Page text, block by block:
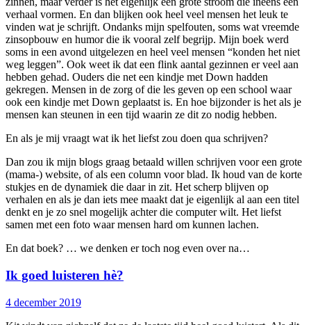
verhaal vormen. En dan blijken ook heel veel mensen het leuk te
vinden wat je schrijft. Ondanks mijn spelfouten, soms wat vreemde
zinsopbouw en humor die ik vooral zelf begrijp. Mijn boek werd
soms in een avond uitgelezen en heel veel mensen “konden het niet
weg leggen”. Ook weet ik dat een flink aantal gezinnen er veel aan
hebben gehad. Ouders die net een kindje met Down hadden
gekregen. Mensen in de zorg of die les geven op een school waar
ook een kindje met Down geplaatst is. En hoe bijzonder is het als je
mensen kan steunen in een tijd waarin ze dit zo nodig hebben.
En als je mij vraagt wat ik het liefst zou doen qua schrijven?
Dan zou ik mijn blogs graag betaald willen schrijven voor een grote
(mama-) website, of als een column voor blad. Ik houd van de korte
stukjes en de dynamiek die daar in zit. Het scherp blijven op
verhalen en als je dan iets mee maakt dat je eigenlijk al aan een titel
denkt en je zo snel mogelijk achter die computer wilt. Het liefst
samen met een foto waar mensen hard om kunnen lachen.
En dat boek? … we denken er toch nog even over na…
Ik goed luisteren hè?
4 december 2019